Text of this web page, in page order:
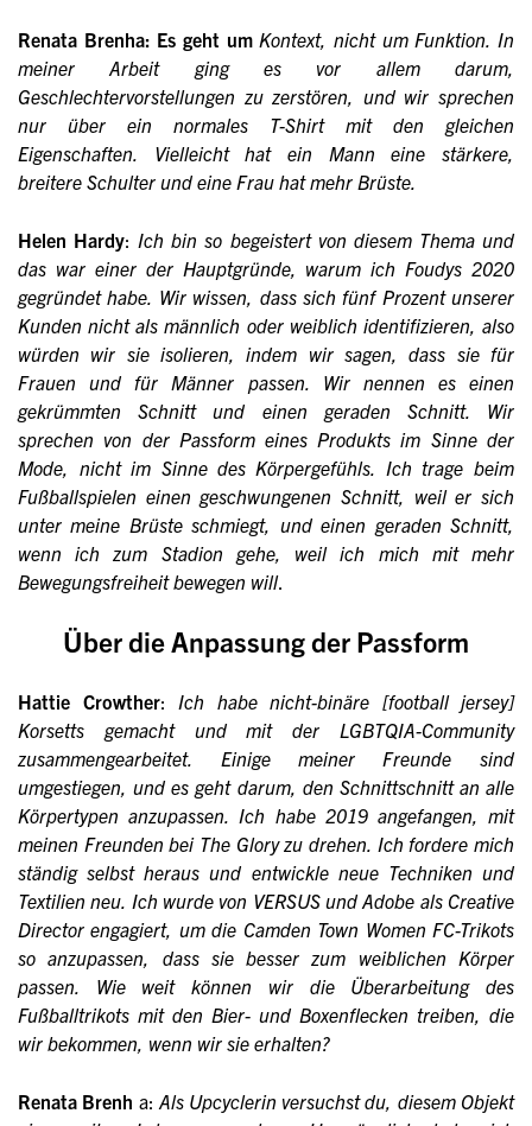
Renata Brenha: Es geht um Kontext, nicht um Funktion. In
meiner Arbeit ging es vor allem darum,
Geschlechtervorstellungen zu zerstören, und wir sprechen
nur über ein normales T-Shirt mit den gleichen
Eigenschaften. Vielleicht hat ein Mann eine stärkere,
breitere Schulter und eine Frau hat mehr Brüste.
Helen Hardy: Ich bin so begeistert von diesem Thema und
das war einer der Hauptgründe, warum ich Foudys 2020
gegründet habe. Wir wissen, dass sich fünf Prozent unserer
Kunden nicht als männlich oder weiblich identifizieren, also
würden wir sie isolieren, indem wir sagen, dass sie für
Frauen und für Männer passen. Wir nennen es einen
gekrümmten Schnitt und einen geraden Schnitt. Wir
sprechen von der Passform eines Produkts im Sinne der
Mode, nicht im Sinne des Körpergefühls. Ich trage beim
Fußballspielen einen geschwungenen Schnitt, weil er sich
unter meine Brüste schmiegt, und einen geraden Schnitt,
wenn ich zum Stadion gehe, weil ich mich mit mehr
Bewegungsfreiheit bewegen will.
Über die Anpassung der Passform
Hattie Crowther: Ich habe nicht-binäre [football jersey]
Korsetts gemacht und mit der LGBTQIA-Community
zusammengearbeitet. Einige meiner Freunde sind
umgestiegen, und es geht darum, den Schnittschnitt an alle
Körpertypen anzupassen. Ich habe 2019 angefangen, mit
meinen Freunden bei The Glory zu drehen. Ich fordere mich
ständig selbst heraus und entwickle neue Techniken und
Textilien neu. Ich wurde von VERSUS und Adobe als Creative
Director engagiert, um die Camden Town Women FC-Trikots
so anzupassen, dass sie besser zum weiblichen Körper
passen. Wie weit können wir die Überarbeitung des
Fußballtrikots mit den Bier- und Boxenflecken treiben, die
wir bekommen, wenn wir sie erhalten?
Renata Brenh a: Als Upcyclerin versuchst du, diesem Objekt